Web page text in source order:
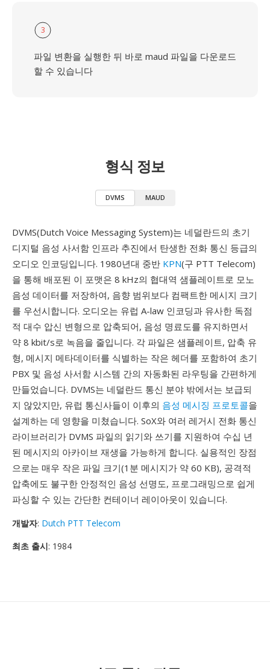
3
파일 변환을 실행한 뒤 바로 maud 파일을 다운로드
할 수 있습니다
형식 정보
DVMS MAUD
DVMS(Dutch Voice Messaging System)는 네덜란드의 초기
디지털 음성 사서함 인프라 추진에서 탄생한 전화 통신 등급의
오디오 인코딩입니다. 1980년대 중반 KPN(구 PTT Telecom)
을 통해 배포된 이 포맷은 8 kHz의 협대역 샘플레이트로 모노
음성 데이터를 저장하여, 음향 범위보다 컴팩트한 메시지 크기
를 우선시합니다. 오디오는 유럽 A-law 인코딩과 유사한 독점
적 대수 압신 변형으로 압축되어, 음성 명료도를 유지하면서
약 8 kbit/s로 녹음을 줄입니다. 각 파일은 샘플레이트, 압축 유
형, 메시지 메타데이터를 식별하는 작은 헤더를 포함하여 초기
PBX 및 음성 사서함 시스템 간의 자동화된 라우팅을 간편하게
만들었습니다. DVMS는 네덜란드 통신 분야 밖에서는 보급되
지 않았지만, 유럽 통신사들이 이후의 음성 메시징 프로토콜을
설계하는 데 영향을 미쳤습니다. SoX와 여러 레거시 전화 통신
라이브러리가 DVMS 파일의 읽기와 쓰기를 지원하여 수십 년
된 메시지의 아카이브 재생을 가능하게 합니다. 실용적인 장점
으로는 매우 작은 파일 크기(1분 메시지가 약 60 KB), 공격적
압축에도 불구한 안정적인 음성 선명도, 프로그래밍으로 쉽게
파싱할 수 있는 간단한 컨테이너 레이아웃이 있습니다.
개발자: Dutch PTT Telecom
최초 출시: 1984